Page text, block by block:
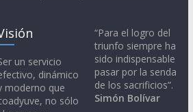
un servicio
dinámico
moderno que
no sólo
“Para el logro del
triunfo siempre ha
sido indispensable
pasar por la senda
de los sacrificios”.
Simón Bolívar